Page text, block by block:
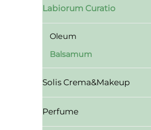
Labiorum Curatio
Oleum
Balsamum
Solis Crema&Makeup
Perfume